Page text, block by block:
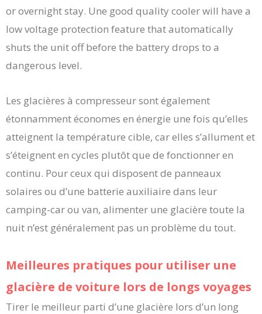
or overnight stay. Une good quality cooler will have a
low voltage protection feature that automatically
shuts the unit off before the battery drops to a
dangerous level.
Les glacières à compresseur sont également
étonnamment économes en énergie une fois qu’elles
atteignent la température cible, car elles s’allument et
s’éteignent en cycles plutôt que de fonctionner en
continu. Pour ceux qui disposent de panneaux
solaires ou d’une batterie auxiliaire dans leur
camping-car ou van, alimenter une glacière toute la
nuit n’est généralement pas un problème du tout.
Meilleures pratiques pour utiliser une
glacière de voiture lors de longs voyages
Tirer le meilleur parti d’une glacière lors d’un long